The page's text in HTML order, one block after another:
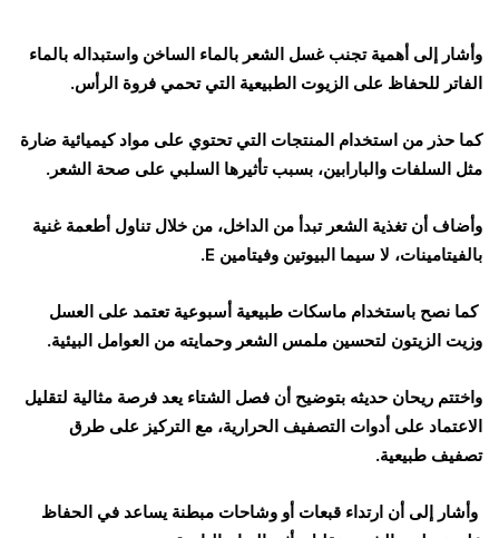
وأشار إلى أهمية تجنب غسل الشعر بالماء الساخن واستبداله بالماء
الفاتر للحفاظ على الزيوت الطبيعية التي تحمي فروة الرأس.
كما حذر من استخدام المنتجات التي تحتوي على مواد كيميائية ضارة
مثل السلفات والبارابين، بسبب تأثيرها السلبي على صحة الشعر.
وأضاف أن تغذية الشعر تبدأ من الداخل، من خلال تناول أطعمة غنية
بالفيتامينات، لا سيما البيوتين وفيتامين E.
كما نصح باستخدام ماسكات طبيعية أسبوعية تعتمد على العسل
وزيت الزيتون لتحسين ملمس الشعر وحمايته من العوامل البيئية.
واختتم ريحان حديثه بتوضيح أن فصل الشتاء يعد فرصة مثالية لتقليل
الاعتماد على أدوات التصفيف الحرارية، مع التركيز على طرق
تصفيف طبيعية.
وأشار إلى أن ارتداء قبعات أو وشاحات مبطنة يساعد في الحفاظ